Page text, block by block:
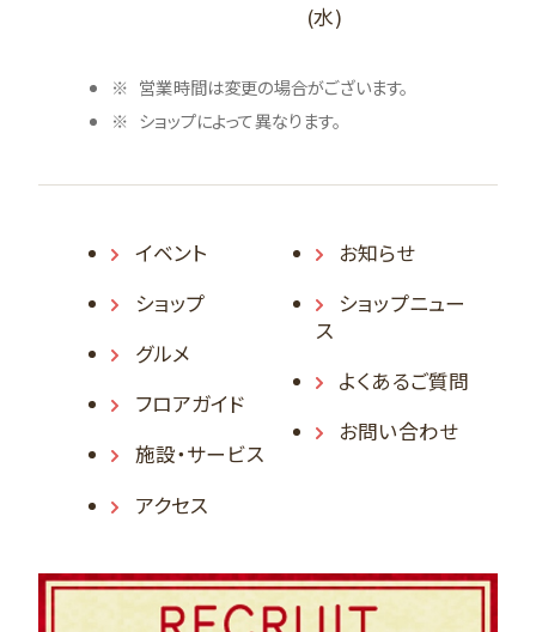
(水)
営業時間は変更の場合がございます。
ショップによって異なります。
イベント
ショップ
グルメ
フロアガイド
施設・サービス
アクセス
お知らせ
ショップニュー
ス
よくあるご質問
お問い合わせ